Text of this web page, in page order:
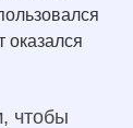
оказался
чтобы